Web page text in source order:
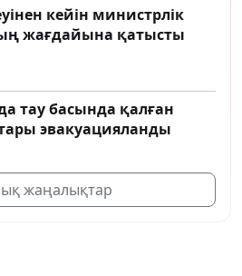
кейін министрлік
жағдайына қатысты
тау басында қалған
эвакуацияланды
жаңалықтар